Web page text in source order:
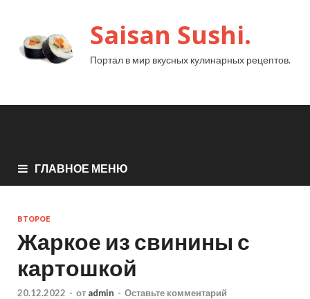
Saisan Sushi.
Портал в мир вкусных кулинарных рецептов.
ГЛАВНОЕ МЕНЮ
ВТОРОЕ
Жаркое из свинины с
картошкой
20.12.2022 - от admin - Оставьте комментарий